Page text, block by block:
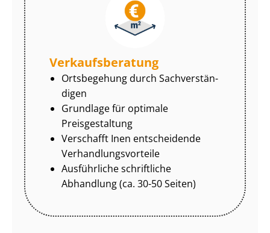
Ver­kaufs­be­ra­tung
Ortsbegehung durch Sach­ver­stän­
di­gen
Grundlage für optimale
Preisgestaltung
Verschafft Inen entscheidende
Ver­hand­lungs­vor­tei­le
Ausführliche schriftliche
Abhandlung (ca. 30-50 Seiten)